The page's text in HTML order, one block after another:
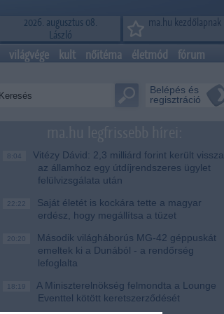
2026. augusztus 08.
László
ma.hu kezdőlapnak
világvége kult nőitéma életmód fórum
Belépés és
regisztráció
8:04
Vitézy Dávid: 2,3 milliárd forint került vissza
az államhoz egy útdíjrendszeres ügylet
felülvizsgálata után
22:22
Saját életét is kockára tette a magyar
erdész, hogy megállítsa a tüzet
20:20
Második világháborús MG-42 géppuskát
emeltek ki a Dunából - a rendőrség
lefoglalta
18:19
A Miniszterelnökség felmondta a Lounge
Eventtel kötött keretszerződését